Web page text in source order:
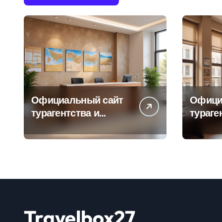
Официальный сайт
турагентства и
информация об
офисе продаж